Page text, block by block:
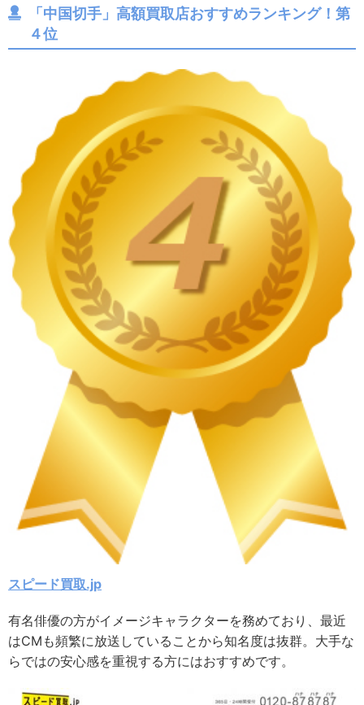
「中国切手」高額買取店おすすめランキング！第
４位
スピード買取.jp
有名俳優の方がイメージキャラクターを務めており、最近
はCMも頻繁に放送していることから知名度は抜群。大手な
らではの安心感を重視する方にはおすすめです。